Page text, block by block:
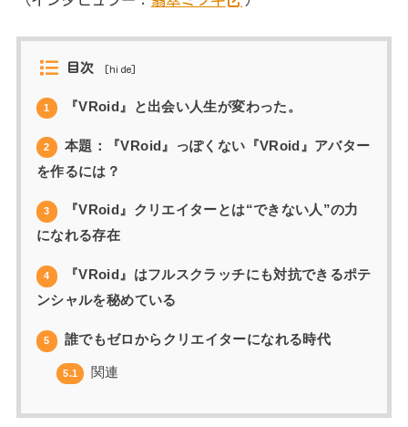
目次 [hide]
1 『VRoid』と出会い人生が変わった。
2
本題：『VRoid』っぽくない『VRoid』アバター
を作るには？
3
『VRoid』クリエイターとは“できない人”の力
になれる存在
4
『VRoid』はフルスクラッチにも対抗できるポテ
ンシャルを秘めている
5 誰でもゼロからクリエイターになれる時代
5.1 関連